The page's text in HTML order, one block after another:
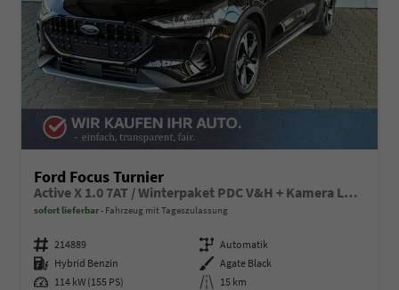
Ford Focus Turnier
Active X 1.0 7AT / Winterpaket PDC V&H + Kamera LED Kurvenlicht Alu 17"
sofort lieferbar Fahrzeug mit Tageszulassung
Fahrzeugnummer 214889 Getriebe Automatik
Kraftstoff Hybrid Benzin Außenfarbe Agate Black
Leistung 114 kW (155 PS) Kilometerstand 15 km